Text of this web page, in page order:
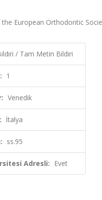
European Orthodontic
/ Tam Metin Bildiri
1
Venedik
İtalya
ss.95
Adresli: Evet